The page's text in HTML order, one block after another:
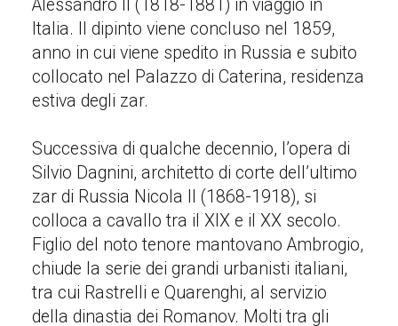
Alessandro II (1818-1881) in viaggio in
Italia. Il dipinto viene concluso nel 1859,
anno in cui viene spedito in Russia e subito
collocato nel Palazzo di Caterina, residenza
estiva degli zar.
Successiva di qualche decennio, l’opera di
Silvio Dagnini, architetto di corte dell’ultimo
zar di Russia Nicola II (1868-1918), si
colloca a cavallo tra il XIX e il XX secolo.
Figlio del noto tenore mantovano Ambrogio,
chiude la serie dei grandi urbanisti italiani,
tra cui Rastrelli e Quarenghi, al servizio
della dinastia dei Romanov. Molti tra gli